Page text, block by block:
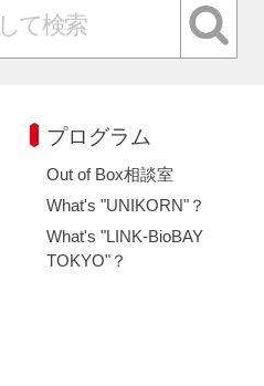
プログラム
Out of Box相談室
What's "UNIKORN"？
What's "LINK-BioBAY
TOKYO"？